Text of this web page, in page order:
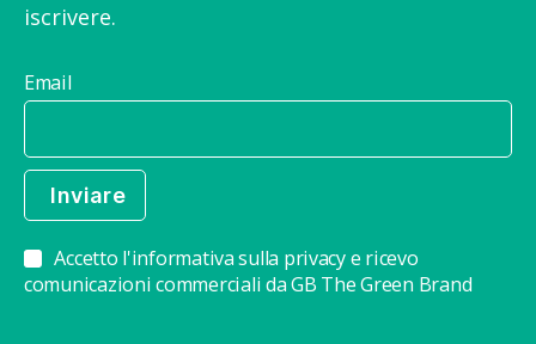
iscrivere.
Email
Accetto l'informativa sulla privacy e ricevo
comunicazioni commerciali da GB The Green Brand